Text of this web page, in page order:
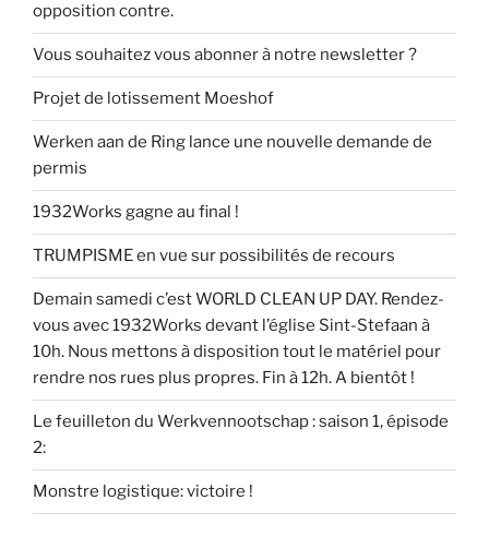
opposition contre.
Vous souhaitez vous abonner à notre newsletter ?
Projet de lotissement Moeshof
Werken aan de Ring lance une nouvelle demande de
permis
1932Works gagne au final !
TRUMPISME en vue sur possibilités de recours
Demain samedi c’est WORLD CLEAN UP DAY. Rendez-
vous avec 1932Works devant l’église Sint-Stefaan à
10h. Nous mettons à disposition tout le matériel pour
rendre nos rues plus propres. Fin à 12h. A bientôt !
Le feuilleton du Werkvennootschap : saison 1, épisode
2:
Monstre logistique: victoire !